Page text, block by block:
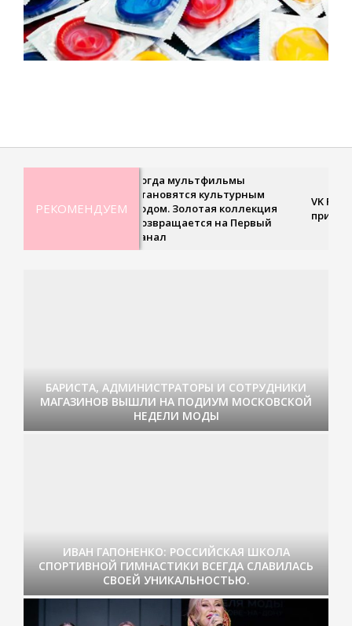
РЕКОМЕНДУЕМ
Когда мультфильмы
становятся культурным
кодом. Золотая коллекция
возвращается на Первый
канал
VK Fest-
БАРИСТА, АДМИНИСТРАТОРЫ И СОТРУДНИКИ
МАГАЗИНОВ ВЫШЛИ НА ПОДИУМ МОСКОВСКОЙ
НЕДЕЛИ МОДЫ
ИВАН ГАПОНЕНКО: РОССИЙСКАЯ ШКОЛА
СПОРТИВНОЙ ГИМНАСТИКИ ВСЕГДА СЛАВИЛАСЬ
СВОЕЙ УНИКАЛЬНОСТЬЮ.